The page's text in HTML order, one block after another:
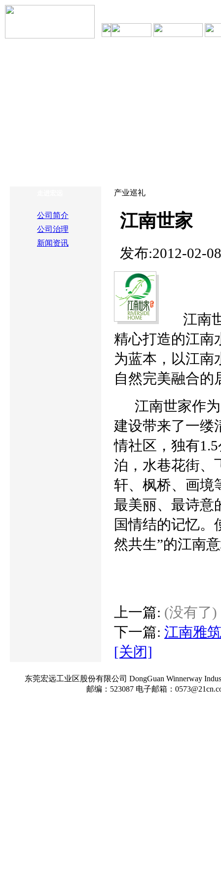
公司简介
公司治理
新闻资讯
产业巡礼
江南世家
发布:2012-02-
江南世
精心打造的江南
为蓝本，以江南
自然完美融合的
江南世家作为
建设带来了一缕
情社区，独有
泊，水巷花街、
轩、枫桥、画境
最美丽、最诗意
国情结的记忆。
然共生”的江南
上一篇: (没有了)
下一篇: 江南雅筑
[关闭]
东莞宏远工业区股份有限公司 DongGuan Winnerway
邮编：523087 电子邮箱：